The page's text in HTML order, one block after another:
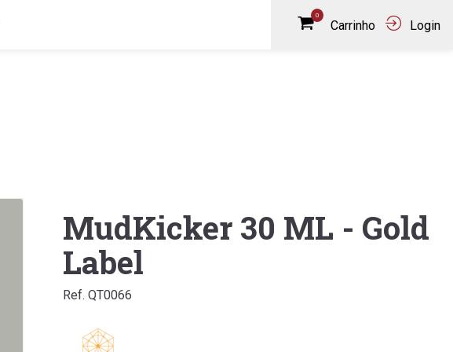
0
Carrinho Login
MudKicker 30 ML - Gold
Label
Ref. QT0066